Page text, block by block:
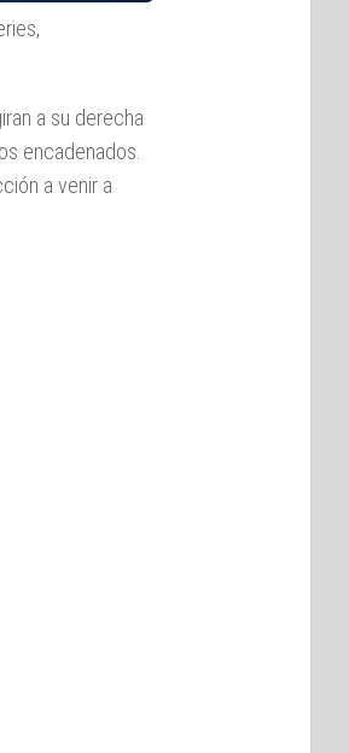
a su derecha
encadenados.
a venir a